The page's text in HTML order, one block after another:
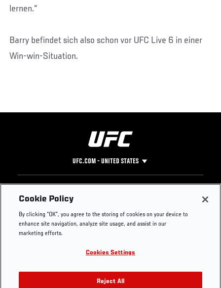
lernen.“
Barry befindet sich also schon vor UFC Live 6 in einer
Win-win-Situation.
UFC.COM - UNITED STATES
Footer
UFC
UFC Foundation
UFC Careers
Store
Instagram
YouTube
TikTok
Twitter
Press
Cookie Policy
By clicking “OK”, you agree to the storing of cookies on your device to
enhance site navigation, analyze site usage, and assist in our
marketing efforts.
Cookies Settings
Reject All